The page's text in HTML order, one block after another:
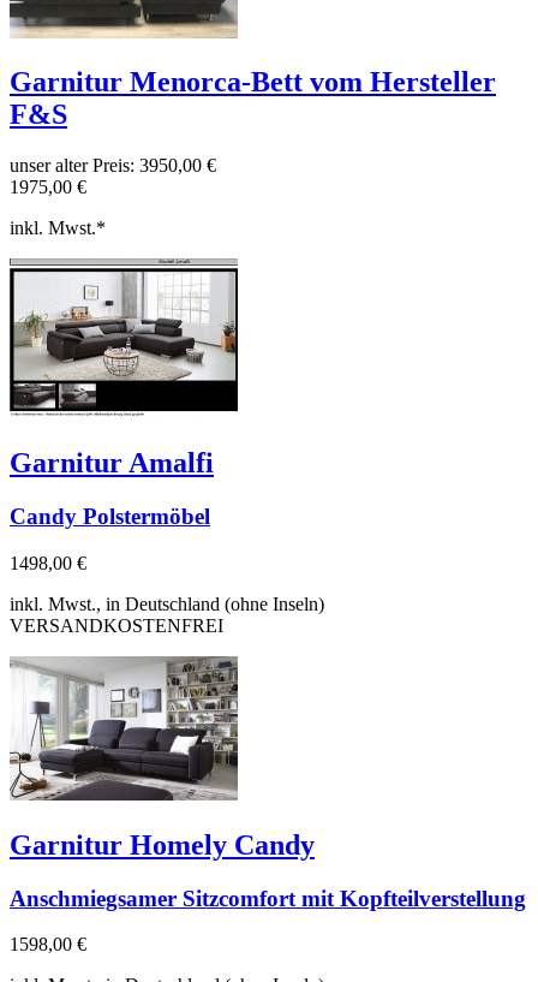
Garnitur Menorca-Bett vom Hersteller
F&S
unser alter Preis: 3950,00 €
1975,00 €
inkl. Mwst.*
Garnitur Amalfi
Candy Polstermöbel
1498,00 €
inkl. Mwst., in Deutschland (ohne Inseln)
VERSANDKOSTENFREI
Garnitur Homely Candy
Anschmiegsamer Sitzcomfort mit Kopfteilverstellung
1598,00 €